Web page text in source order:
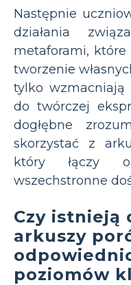
Następnie
działania
metaforami,
tworzenie
tylko wzmacniają
do twórczej
dogłębne
skorzystać z
który łączy
wszechstronne
Czy istnieją
arkuszy
poziomów